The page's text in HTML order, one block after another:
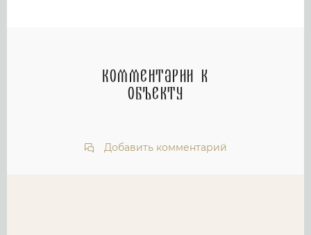
Комментарии к
объекту
Добавить комментарий